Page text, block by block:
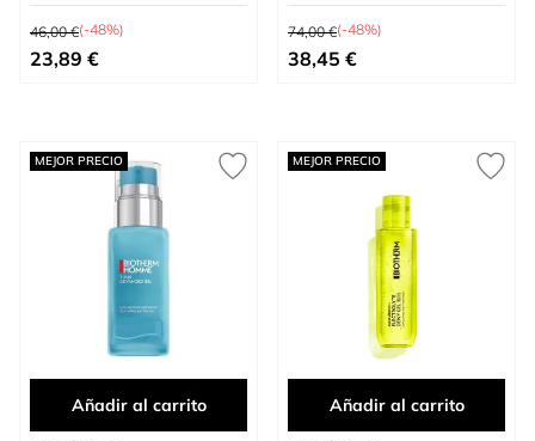
Precio habitual
46,00 €(-48%)
Precio especial
23,89 €
Precio habitual
74,00 €(-48%)
Precio especial
38,45 €
MEJOR PRECIO
Añadir al carrito
MEJOR PRECIO
Añadir al carrito